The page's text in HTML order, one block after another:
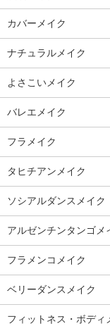
カバーメイク
ナチュラルメイク
よさこいメイク
バレエメイク
フラメイク
タヒチアンメイク
ソシアルダンスメイク
アルゼンチンタンゴメ
フラメンコメイク
ベリーダンスメイク
フィットネス・ボディ